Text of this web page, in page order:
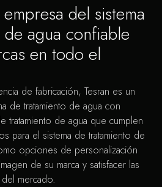
del sistema
agua confiable
en todo el
de fabricación, Tesran es un
de tratamiento de agua con
tratamiento de agua que cumplen
para el sistema de tratamiento de
opciones de personalización
de su marca y satisfacer las
mercado.